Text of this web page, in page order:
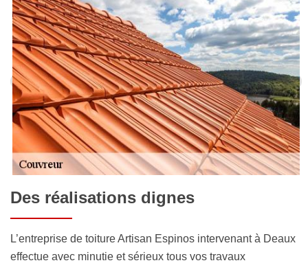
Des réalisations dignes
L’entreprise de toiture Artisan Espinos intervenant à Deaux
effectue avec minutie et sérieux tous vos travaux